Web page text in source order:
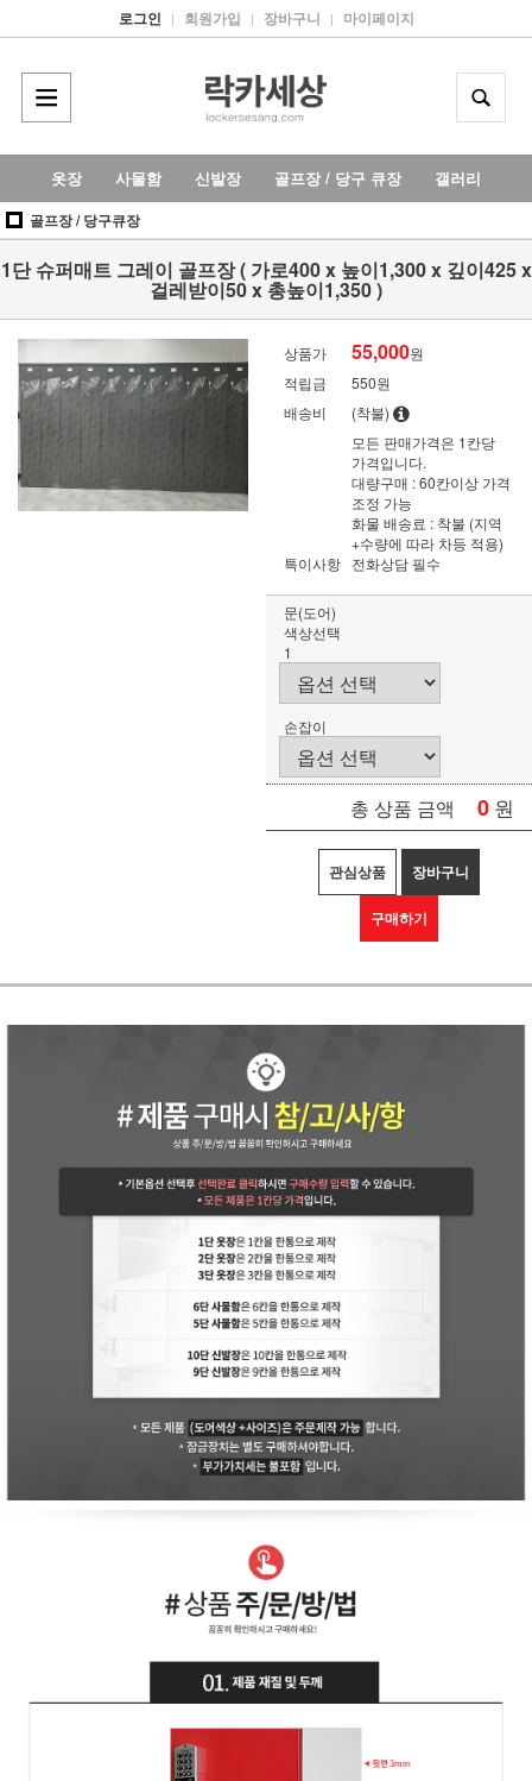
로그인 | 회원가입 | 장바구니 | 마이페이지
옷장 사물함 신발장 골프장 / 당구 큐장 갤러리
골프장 / 당구큐장
1단 슈퍼매트 그레이 골프장 ( 가로400 x 높이1,300 x 깊이425 x
걸레받이50 x 총높이1,350 )
상품가 55,000원
적립금
550원
배송비
(착불)
특이사항
모든 판매가격은 1칸당
가격입니다.
대량구매 : 60칸이상 가격
조정 가능
화물 배송료 : 착불 (지역
+수량에 따라 차등 적용)
전화상담 필수
문(도어)
색상선택
1
손잡이
총 상품 금액 0 원
관심상품 장바구니
구매하기